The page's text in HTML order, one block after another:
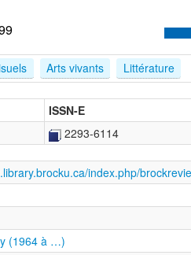
Arts vivants Littérature
ISSN-E
2293-6114
index.php/
(1964 à …)